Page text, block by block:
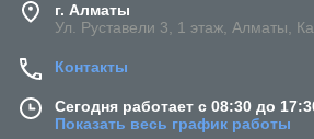
г. Алматы
Ул. Руставели 3, 1 этаж, Алматы,
Контакты
Сегодня работает с 08:30 до
Показать весь график работы